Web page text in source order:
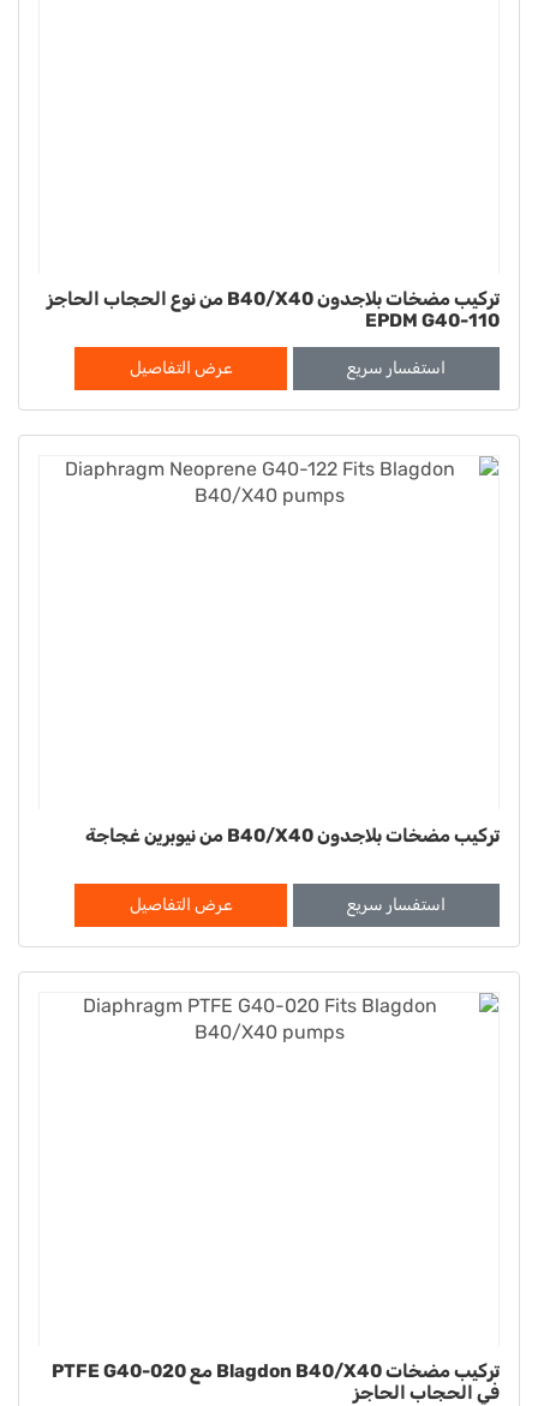
تركيب مضخات بلاجدون B40/X40 من نوع الحجاب الحاجز
EPDM G40-110
استفسار سريع عرض التفاصيل
تركيب مضخات بلاجدون B40/X40 من نيوبرين غجاجة
استفسار سريع عرض التفاصيل
تركيب مضخات Blagdon B40/X40 مع PTFE G40-020
في الحجاب الحاجز